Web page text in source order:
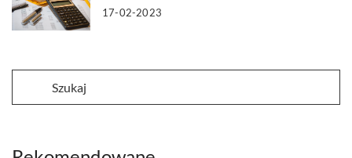
17-02-2023